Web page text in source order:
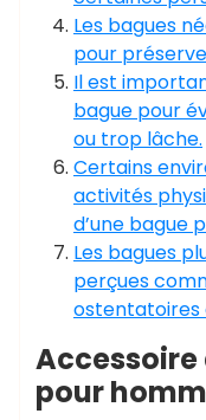
Les bagues
pour
Il est
bague pour
ou trop lâche.
Certains
activités
d’une bague
Les bagues
perçues
ostentatoires
pour